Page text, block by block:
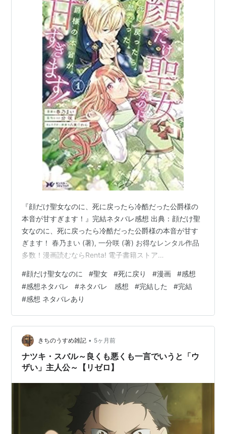
『顔だけ聖女なのに、死に戻ったら冷酷だった公爵様の
本音が甘すぎます！』完結ネタバレ感想 出典：顔だけ聖
女なのに、死に戻ったら冷酷だった公爵様の本音が甘す
ぎます！ 春乃まい (著), 一分咲 (著) お得なレンタル作品
多数！漫画読むならRenta! 電子書籍ストア
【honto】 あらすじ 聖女を輩出する名門・シャルリエ伯
爵家に生まれたエステル。 しかし、魔力量が少ないこと
で「顔だけ聖女」と揶揄され、家族からも冷遇されてい
ました。 さらに、養女として迎えられた元孤児のアイヴ
ィーが聖女となったことで、エステルの立場はどんどん
悪化。 最後には辺境…
#顔だけ聖女なのに #聖女 #死に戻り #漫画 #感想
#感想ネタバレ #ネタバレ 感想 #完結した #完結
#感想 ネタバレあり
きちのうすめ雑記 • 5ヶ月前
ナツキ・スバル～良くも悪くも一言でいうと「ウ
ザい」主人公～【リゼロ】